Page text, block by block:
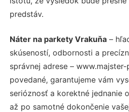
predstáv.
Náter na parkety Vrakuňa –
skúseností, odbornosti a
správnej adrese – www.majster-
povedané, garantujeme vám
serióznosť a korektné jednanie
až po samotné dokončenie